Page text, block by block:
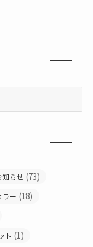
知らせ (73)
ラー (18)
ト (1)